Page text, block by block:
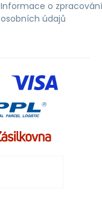
Informace o zpracování
osobních údajů